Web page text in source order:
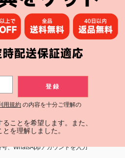
購読
登録する
、WhatsAppアカウントを入力
登録
用規約 の内容を十分ご理解の
ことを希望します。また、
を理解しました。